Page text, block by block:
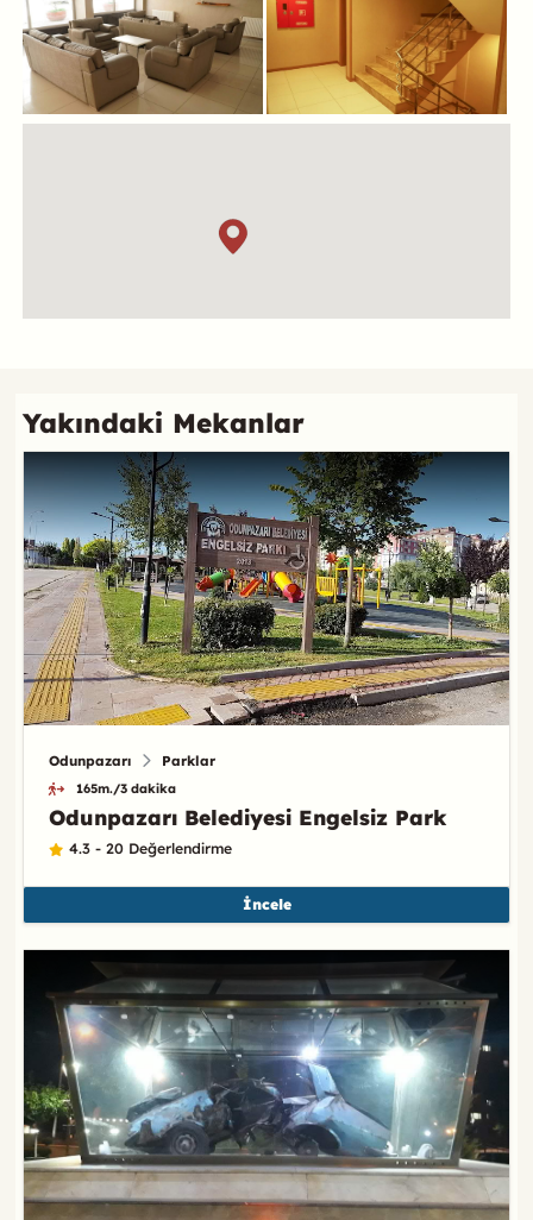
Yakındaki Mekanlar
Odunpazarı Parklar
165m./3 dakika
Odunpazarı Belediyesi Engelsiz Park
4.3 - 20 Değerlendirme
İncele